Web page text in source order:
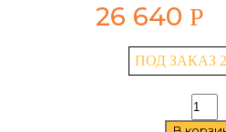
26 640 Р
ПОД ЗАКАЗ